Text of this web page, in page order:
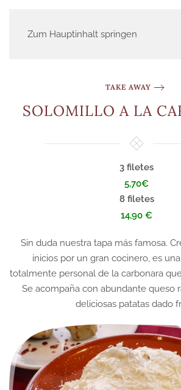
Zum Hauptinhalt springen
TAKE AWAY
SOLOMILLO A LA
3 filetes
5,70€
8 filetes
14,90 €
Sin duda nuestra tapa más famosa.
inicios por un gran cocinero, es
totalmente personal de la carbonara
Se acompaña con abundante queso
deliciosas patatas dado